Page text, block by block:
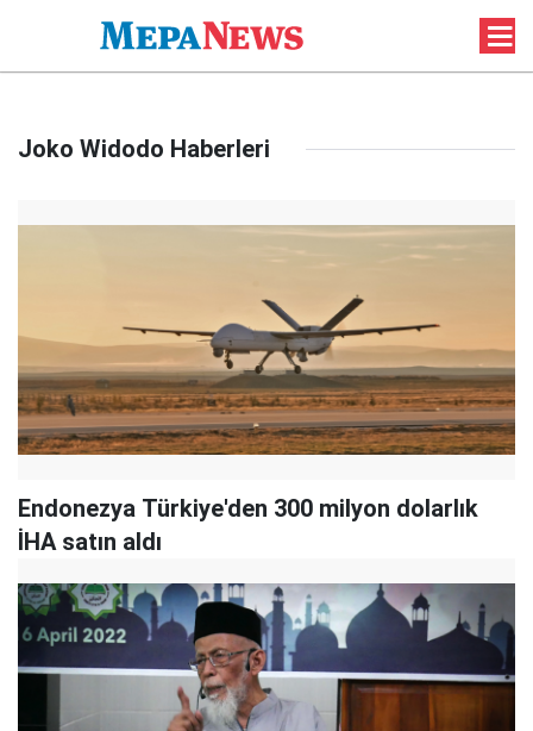
Joko Widodo Haberleri
Endonezya Türkiye'den 300 milyon dolarlık
İHA satın aldı